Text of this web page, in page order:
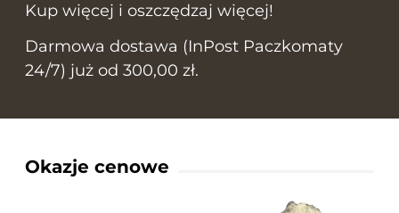
Kup więcej i oszczędzaj więcej!
Darmowa dostawa (InPost Paczkomaty
24/7) już od 300,00 zł.
Okazje cenowe